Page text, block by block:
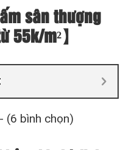
sân thượng
55k/m²】
(6 bình chọn)